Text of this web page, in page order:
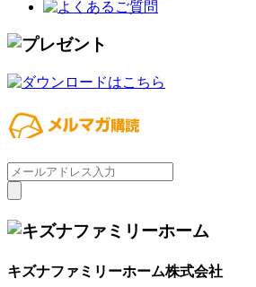
キズナファミリーホーム株式会社